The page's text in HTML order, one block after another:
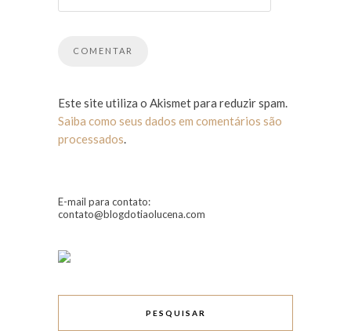
Este site utiliza o Akismet para reduzir spam.
Saiba como seus dados em comentários são
processados.
E-mail para contato:
contato@blogdotiaolucena.com
PESQUISAR